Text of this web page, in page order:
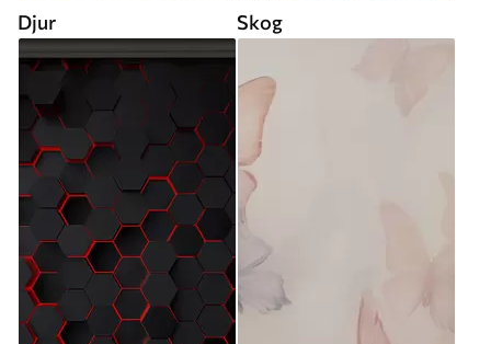
Djur Skog